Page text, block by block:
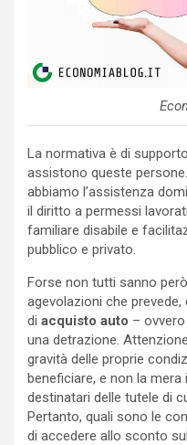
La normativa è di
assistono queste
abbiamo l’assistenza
il diritto a permessi
familiare disabile e
pubblico e privato.
Forse non tutti sanno
agevolazioni che
di acquisto auto –
una detrazione.
gravità delle proprie
beneficiare, e non la
destinatari delle tutele di
Pertanto, quali sono le
di accedere allo sconto